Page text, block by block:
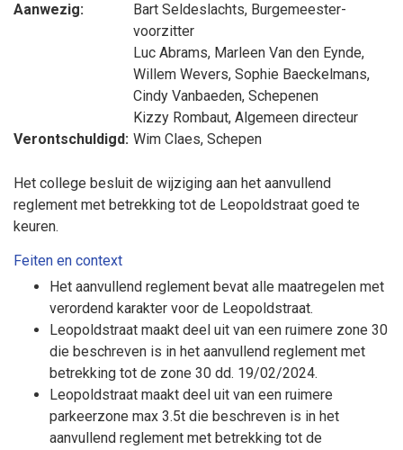
Aanwezig: Bart Seldeslachts, Burgemeester-
voorzitter
Luc Abrams, Marleen Van den Eynde,
Willem Wevers, Sophie Baeckelmans,
Cindy Vanbaeden, Schepenen
Kizzy Rombaut, Algemeen directeur
Verontschuldigd: Wim Claes, Schepen
Het college besluit de wijziging aan het aanvullend
reglement met betrekking tot de Leopoldstraat goed te
keuren.
Feiten en context
Het aanvullend reglement bevat alle maatregelen met
verordend karakter voor de Leopoldstraat.
Leopoldstraat maakt deel uit van een ruimere zone 30
die beschreven is in het aanvullend reglement met
betrekking tot de zone 30 dd. 19/02/2024.
Leopoldstraat maakt deel uit van een ruimere
parkeerzone max 3.5t die beschreven is in het
aanvullend reglement met betrekking tot de